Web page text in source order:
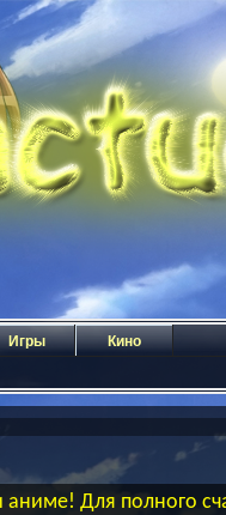
Игры Кино
Для полного